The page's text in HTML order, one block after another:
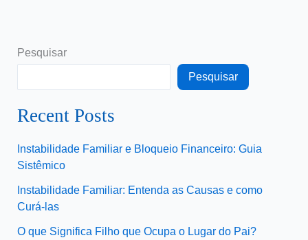
Pesquisar
Pesquisar
Recent Posts
Instabilidade Familiar e Bloqueio Financeiro: Guia
Sistêmico
Instabilidade Familiar: Entenda as Causas e como
Curá-las
O que Significa Filho que Ocupa o Lugar do Pai?